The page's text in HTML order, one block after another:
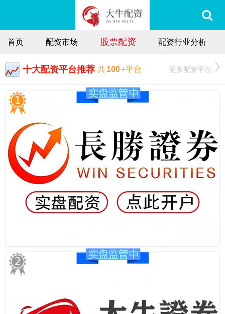
首页 配资市场 股票配资 配资行业分析
十大配资平台推荐 共100+平台 更多配资平台